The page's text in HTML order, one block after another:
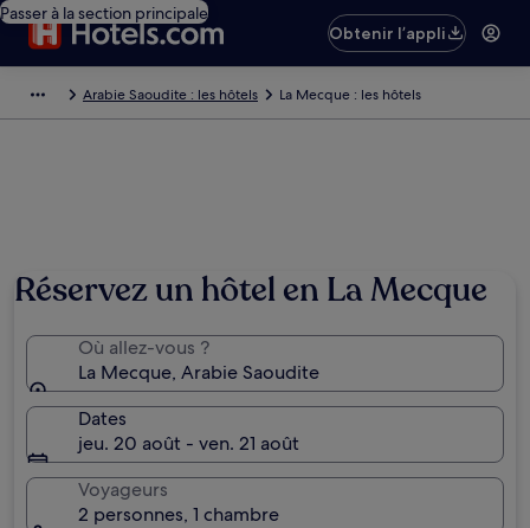
Passer à la section principale
Obtenir l’appli
Arabie Saoudite : les hôtels La Mecque : les hôtels
Réservez un hôtel en La Mecque
Où allez-vous ?
La Mecque, Arabie Saoudite
Dates
jeu. 20 août - ven. 21 août
Voyageurs
2 personnes, 1 chambre